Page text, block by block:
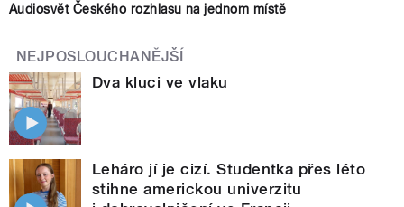
Audiosvět Českého rozhlasu na jednom místě
NEJPOSLOUCHANĚJŠÍ
Dva kluci ve vlaku
Leháro jí je cizí. Studentka přes léto
stihne americkou univerzitu